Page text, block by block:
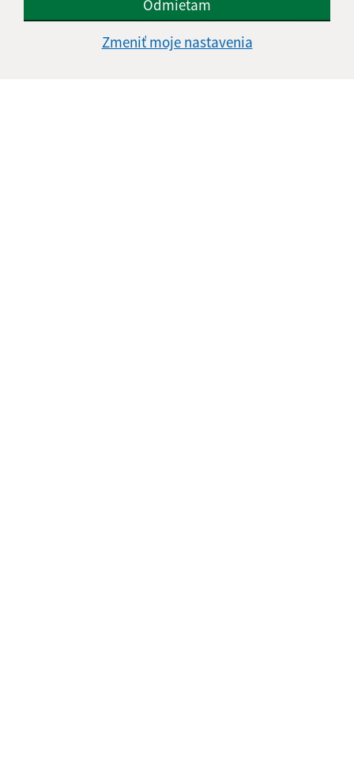
Odmietam
Zmeniť moje nastavenia
IČO: 00324591